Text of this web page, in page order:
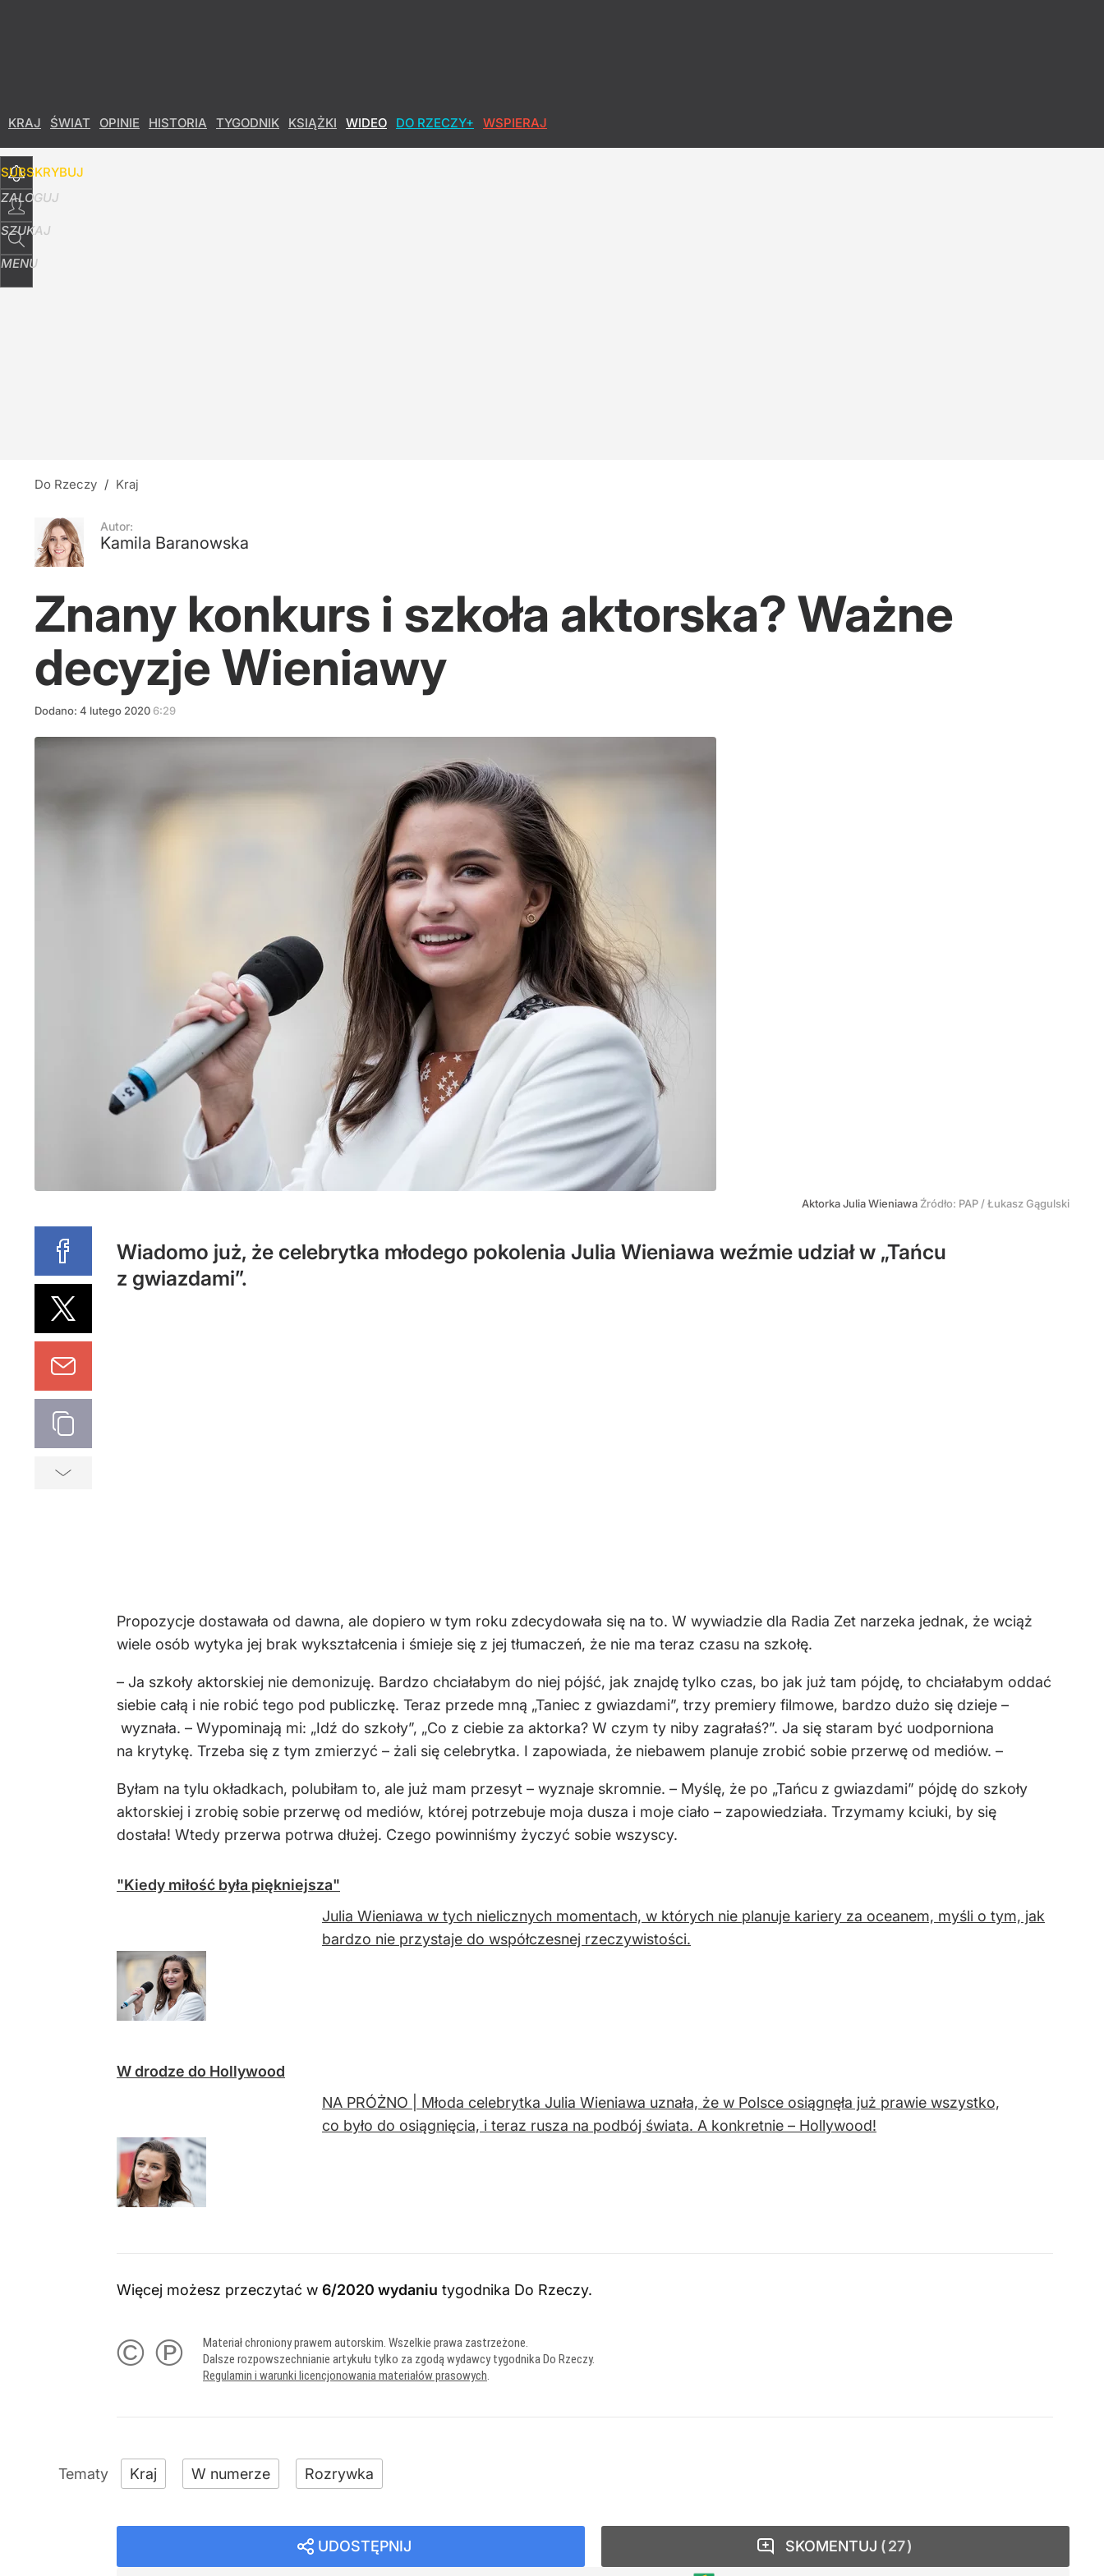
KRAJ ŚWIAT OPINIE HISTORIA TYGODNIK KSIĄŻKI WIDEO DO RZECZY+ WSPIERAJ
SUBSKRYBUJ
ZALOGUJ
SZUKAJ
MENU
Do Rzeczy / Kraj
Autor:
Kamila Baranowska
Znany konkurs i szkoła aktorska? Ważne
decyzje Wieniawy
Dodano: 4 lutego 2020 6:29
Aktorka Julia Wieniawa Źródło: PAP /Łukasz Gągulski
Wiadomo już, że celebrytka młodego pokolenia Julia Wieniawa weźmie udział w „Tańcu
z gwiazdami”.
Propozycje dostawała od dawna, ale dopiero w tym roku zdecydowała się na to. W wywiadzie dla Radia Zet narzeka jednak, że wciąż
wiele osób wytyka jej brak wykształcenia i śmieje się z jej tłumaczeń, że nie ma teraz czasu na szkołę.
– Ja szkoły aktorskiej nie demonizuję. Bardzo chciałabym do niej pójść, jak znajdę tylko czas, bo jak już tam pójdę, to chciałabym oddać
siebie całą i nie robić tego pod publiczkę. Teraz przede mną „Taniec z gwiazdami”, trzy premiery filmowe, bardzo dużo się dzieje –
wyznała. – Wypominają mi: „Idź do szkoły”, „Co z ciebie za aktorka? W czym ty niby zagrałaś?”. Ja się staram być uodporniona
na krytykę. Trzeba się z tym zmierzyć – żali się celebrytka. I zapowiada, że niebawem planuje zrobić sobie przerwę od mediów. –
Byłam na tylu okładkach, polubiłam to, ale już mam przesyt – wyznaje skromnie. – Myślę, że po „Tańcu z gwiazdami” pójdę do szkoły
aktorskiej i zrobię sobie przerwę od mediów, której potrzebuje moja dusza i moje ciało – zapowiedziała. Trzymamy kciuki, by się
dostała! Wtedy przerwa potrwa dłużej. Czego powinniśmy życzyć sobie wszyscy.
"Kiedy miłość była piękniejsza"
Julia Wieniawa w tych nielicznych momentach, w których nie planuje kariery za oceanem, myśli o tym, jak
bardzo nie przystaje do współczesnej rzeczywistości.
W drodze do Hollywood
NA PRÓŻNO | Młoda celebrytka Julia Wieniawa uznała, że w Polsce osiągnęła już prawie wszystko,
co było do osiągnięcia, i teraz rusza na podbój świata. A konkretnie – Hollywood!
Więcej możesz przeczytać w 6/2020 wydaniu tygodnika Do Rzeczy.
© ℗
Materiał chroniony prawem autorskim. Wszelkie prawa zastrzeżone.
Dalsze rozpowszechnianie artykułu tylko za zgodą wydawcy tygodnika Do Rzeczy.
Regulamin i warunki licencjonowania materiałów prasowych.
Kraj W numerze Rozrywka
UDOSTĘPNIJ SKOMENTUJ 27